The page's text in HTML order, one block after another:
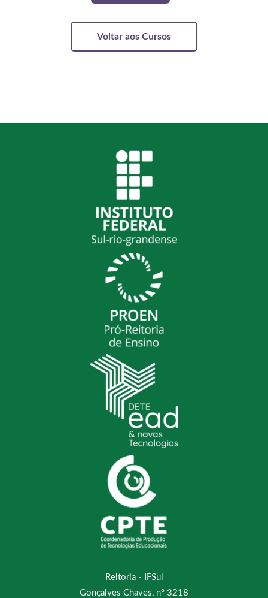
Voltar aos Cursos
Reitoria - IFSul
Gonçalves Chaves, nº 3218